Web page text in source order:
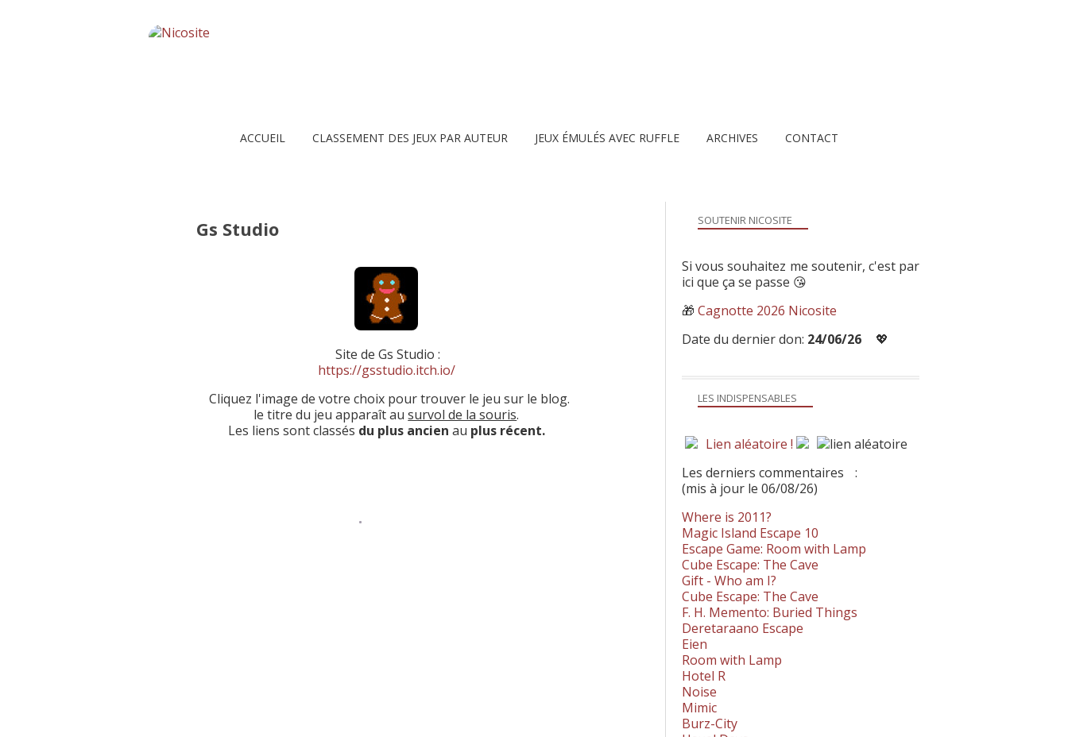
ACCUEIL CLASSEMENT DES JEUX PAR AUTEUR JEUX ÉMULÉS AVEC RUFFLE ARCHIVES CONTACT
Gs Studio
Site de Gs Studio :
https://gsstudio.itch.io/
Cliquez l'image de votre choix pour trouver le jeu sur le blog.
le titre du jeu apparaît au survol de la souris.
Les liens sont classés du plus ancien au plus récent.
LES INDISPENSABLES
Lien aléatoire !
Les derniers commentaires
:
(mis à jour le 06/08/26)
Where is 2011?
Magic Island Escape 10
Escape Game: Room with Lamp
Cube Escape: The Cave
Gift - Who am I?
Cube Escape: The Cave
F. H. Memento: Buried Things
Deretaraano Escape
Eien
Room with Lamp
Hotel R
Noise
Mimic
Burz-City
SOUTENIR NICOSITE
Si vous souhaitez me soutenir, c'est par
ici que ça se passe 😘
🎁 Cagnotte 2026 Nicosite
Date du dernier don: 24/06/26 💖